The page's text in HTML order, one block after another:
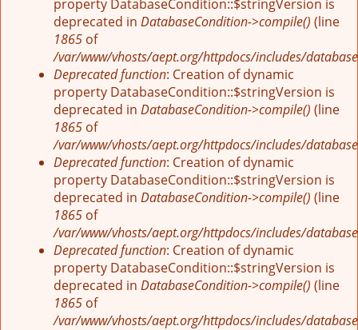
property DatabaseCondition::$stringVersion is
deprecated in DatabaseCondition->compile() (line
1865 of
/var/www/vhosts/aept.org/httpdocs/includes/
Deprecated function: Creation of dynamic
property DatabaseCondition::$stringVersion is
deprecated in DatabaseCondition->compile() (line
1865 of
/var/www/vhosts/aept.org/httpdocs/includes/
Deprecated function: Creation of dynamic
property DatabaseCondition::$stringVersion is
deprecated in DatabaseCondition->compile() (line
1865 of
/var/www/vhosts/aept.org/httpdocs/includes/
Deprecated function: Creation of dynamic
property DatabaseCondition::$stringVersion is
deprecated in DatabaseCondition->compile() (line
1865 of
/var/www/vhosts/aept.org/httpdocs/includes/